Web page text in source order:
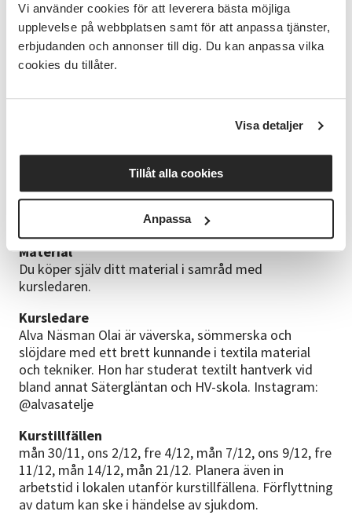
Vi använder cookies för att leverera bästa möjliga
upplevelse på webbplatsen samt för att anpassa tjänster,
erbjudanden och annonser till dig. Du kan anpassa vilka
cookies du tillåter.
Visa detaljer
Tillåt alla cookies
Anpassa
• Ergonomiska tips för att underlätta arbetet fysiskt.
• Grunderna i bindningslära och verktyg för att kunna
analysera tyger och vävnaders konstruktion.
• Grundläggande materialkunskap och råd kring
Att tillsammans utveckla kunskaper och färdigheter
kring vävning. Att du ska kunna genomföra alla
moment som ingår i arbetet med vävning i en
material och dess egenskaper. Att du, efter avslutad
kurs, har nått dina individuella mål.
Material
Du köper själv ditt material i samråd med
kursledaren.
Kursledare
Alva Näsman Olai är väverska, sömmerska och
slöjdare med ett brett kunnande i textila material
och tekniker. Hon har studerat textilt hantverk vid
bland annat Sätergläntan och HV-skola. Instagram:
@alvasatelje
Kurstillfällen
mån 30/11, ons 2/12, fre 4/12, mån 7/12, ons 9/12, fre
11/12, mån 14/12, mån 21/12. Planera även in
arbetstid i lokalen utanför kurstillfällena. Förflyttning
av datum kan ske i händelse av sjukdom.